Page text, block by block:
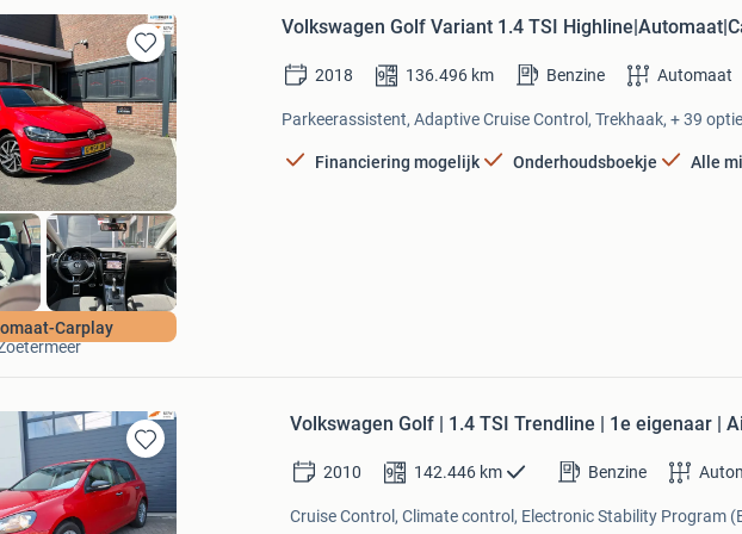
Bewaren
in
Mijn
Favorieten
Carplay
Volkswagen Golf Variant 1.4 TSI
2018 136.496 km Benzine Automaat
Parkeerassistent, Adaptive Cruise Control, Trekhaak, + 39
Financiering mogelijk Onderhoudsboekje Alle
Auto’s
Bewaren
in
Mijn
Favorieten
Volkswagen Golf | 1.4 TSI Trendline | 1e eigenaar |
2010 142.446 km Benzine
Cruise Control, Climate control, Electronic Stability Program